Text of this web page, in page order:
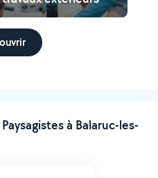
à Balaruc-les-